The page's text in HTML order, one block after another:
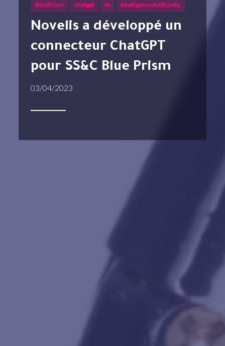
BluePrism chatgpt IA IntelligenceArtificielle
Novelis a développé un
connecteur ChatGPT
pour SS&C Blue Prism
03/04/2023